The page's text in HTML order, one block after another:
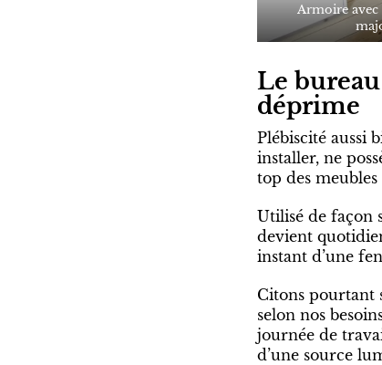
Armoire avec
Le
déprime
Plébiscité aussi
installer, ne
top des
Utilisé de façon
devient
instant d’une
Citons pourtant
selon nos
journée de
d’une source